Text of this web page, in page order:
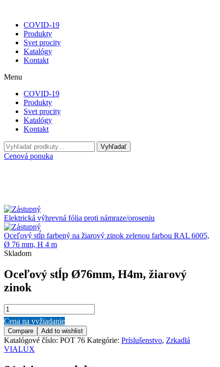
COVID-19
Produkty
Svet procity
Katalógy
Kontakt
Menu
COVID-19
Produkty
Svet procity
Katalógy
Kontakt
Hľadať:
Vyhľadať
Cenová ponuka
Elektrická výhrevná fólia proti námraze/oroseniu
Oceľový stĺp farbený na žiarový zinok zelenou farbou RAL 6005,
Ø 76 mm, H 4 m
Skladom
Oceľový stĺp Ø76mm, H4m, žiarový
zinok
množstvo
Oceľový
stĺp
Ø76mm,
H4m,
žiarový
Cena na vyžiadanie
Compare Add to wishlist
Katalógové číslo: POT 76 Kategórie: Príslušenstvo, Zrkadlá
VIALUX